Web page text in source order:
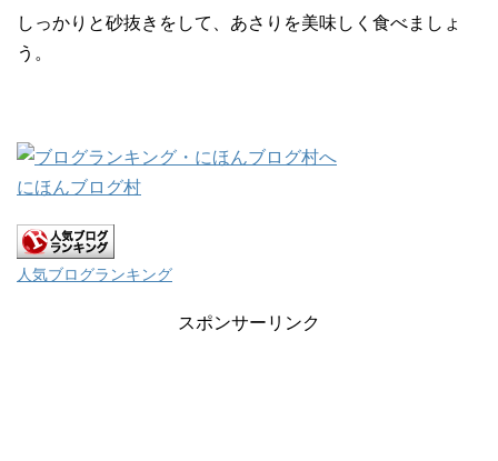
しっかりと砂抜きをして、あさりを美味しく食べましょ
う。
にほんブログ村
人気ブログランキング
スポンサーリンク